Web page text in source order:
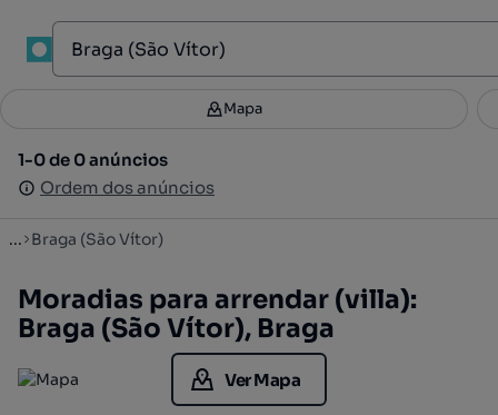
Filtros 4
1-0 de 0 anúncios
Ordem dos anúncios
Mapa
1-0 de 0 anúncios
Ordem dos anúncios
... Braga (São Vítor)
Moradias para arrendar (villa):
Braga (São Vítor), Braga
Ver Mapa